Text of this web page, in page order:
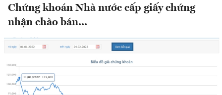
Chứng khoán Nhà nước cấp giấy chứng
nhận chào bán...